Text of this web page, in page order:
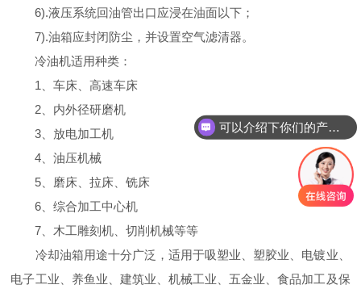
6).液压系统回油管出口应浸在油面以下；
7).油箱应封闭防尘，并设置空气滤清器。
冷油机适用种类：
1、车床、高速车床
2、内外径研磨机
3、放电加工机
4、油压机械
5、磨床、拉床、铣床
6、综合加工中心机
7、木工雕刻机、切削机械等等
冷却油箱用途十分广泛，适用于吸塑业、塑胶业、电镀业、
电子工业、养鱼业、建筑业、机械工业、五金业、食品加工及保
可以介绍下你们的产品么